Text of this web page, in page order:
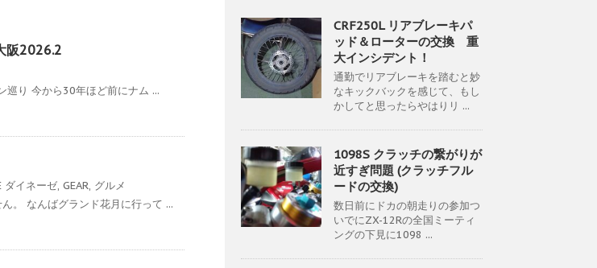
阪2026.2
巡り 今から30年ほど前にナム ...
ダイネーゼ, GEAR, グルメ
。 なんばグランド花月に行って ...
CRF250L リアブレーキパ
ッド＆ローターの交換 重
大インシデント！
通勤でリアブレーキを踏むと妙
なキックバックを感じて、もし
かしてと思ったらやはりリ ...
1098S クラッチの繋がりが
近すぎ問題 (クラッチフル
ードの交換)
数日前にドカの朝走りの参加つ
いでにZX-12Rの全国ミーティ
ングの下見に1098 ...